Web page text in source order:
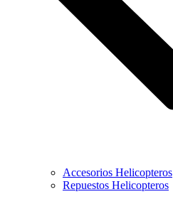
Accesorios Helicopteros
Repuestos Helicopteros